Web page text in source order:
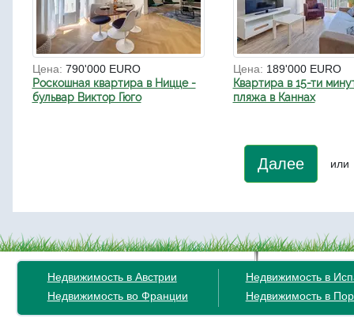
Цена: 790'000 EURO
Роскошная квартира в Ницце -
бульвар Виктор Гюго
Цена: 189'000 EURO
Квартира в 15-ти
пляжа в Каннах
Далее или
Недвижимость в Австрии
Недвижимость во Франции
Недвижимость в
Недвижимость в